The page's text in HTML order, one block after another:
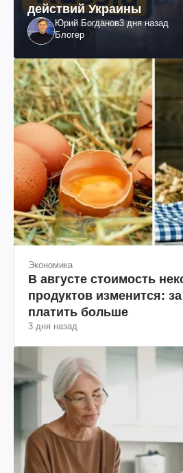
действий Украины
Юрий Богданов3 дня назад
Блогер
Экономика
В августе стоимость
продуктов изменится:
платить больше
3 дня назад